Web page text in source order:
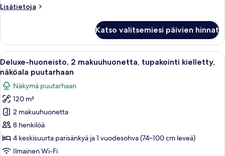
puutarha-
Lisätietoja
Lisätietoja
2
keskisuurta
parisänkyä,
näköala
puutarhaan,
puutarha-
alue
Katso valitsemiesi päivien hinnat
Avaa
kaikki
huonetyypin
Deluxe-
huoneisto,
2
makuuhuonetta,
tupakointi
kielletty,
Olohuoneessa on kaksi sohvaa,
50
Deluxe-huoneisto, 2 makuuhuonetta, tupakointi kielletty,
näköala puutarhaan
Näkymä puutarhaan
120 m²
2 makuuhuonetta
8 henkilöä
4 keskisuurta parisänkyä ja 1 vuodesohva (74–100 cm leveä)
Ilmainen Wi-Fi